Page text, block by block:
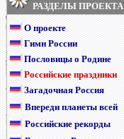
РАЗДЕЛЫ ПРОЕКТА
О проекте
Гимн России
Пословицы о Родине
Российские праздники
Загадочная Россия
Впереди планеты всей
Российские рекорды